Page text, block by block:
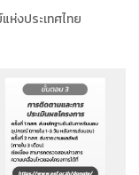
งประเทศไทย